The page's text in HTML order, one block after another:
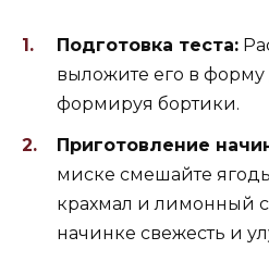
Подготовка теста:
выложите его в
формируя бортики.
Приготовление
миске смешайте
крахмал и лимонный
начинке свежесть и